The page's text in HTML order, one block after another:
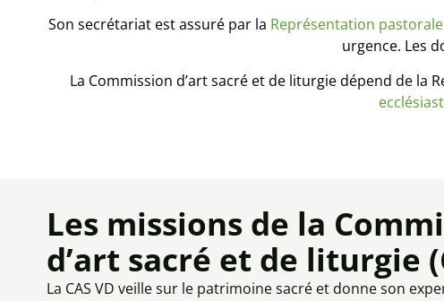
Son secrétariat est assuré par la Représentation
urgence. Les
La Commission d’art sacré et de liturgie dépend de la
Les missions de la
d’art sacré et de liturgie
La CAS VD veille sur le patrimoine sacré et donne son